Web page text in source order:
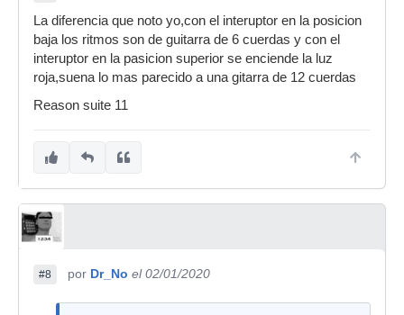
La diferencia que noto yo,con el interuptor en la posicion
baja los ritmos son de guitarra de 6 cuerdas y con el
interuptor en la pasicion superior se enciende la luz
roja,suena lo mas parecido a una gitarra de 12 cuerdas
Reason suite 11
#8 por Dr_No el 02/01/2020